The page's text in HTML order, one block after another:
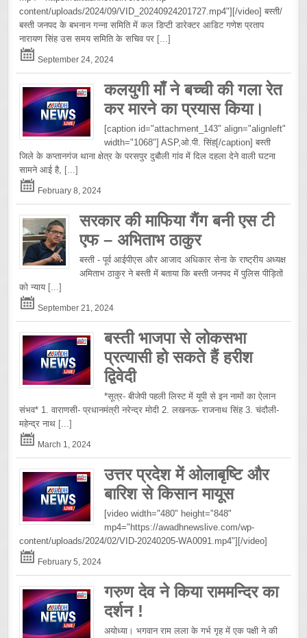
content/uploads/2024/09/VID_20240924201727.mp4"][/video] बस्ती/
बस्ती जनपद के बभनान गन्ना समिति में कल डिप्टी डारेक्टर आडिट गणेश प्रताप
नारायण सिंह उस समय समिति के सचिव पर [...]
September 24, 2024
कलयुगी माँ ने बच्ची की गला रेत
कर मारने का प्रयास किया।
[caption id="attachment_143" align="alignleft"
width="1068"] ASP,ओ.पी. सिंह[/caption] बस्ती
जिले के कप्तानगंज थाना क्षेत्र के परसपुर दुबौली गांव में दिल दहला देने वाली घटना
सामने आई है, [...]
February 8, 2024
सरकार की माफिया गैंग बनी एस टी
एफ – अभिताभ ठाकुर
बस्ती - पूर्व आईपीएस और आजाद अधिकार सेना के राष्ट्रीय अध्यक्ष
अमिताभ ठाकुर ने बस्ती में बताया कि बस्ती जनपद में पुलिस पीड़ितों
को न्याय [...]
September 21, 2024
बस्ती भाजपा से लोकसभा
प्रत्यासी हो सकते हैं हरीश
द्विवेदी
*सूत्र- बीजेपी पहली लिस्ट में यूपी से इन नामों का ऐलान
संभव* 1. वाराणसी- प्रधानमंत्री नरेन्द्र मोदी 2. लखनऊ- राजनाथ सिंह 3. चंदौली-
महेन्द्र नाथ [...]
March 1, 2024
उत्तर प्रदेश में ओलाबृष्टि और
बारिश से किसान मायूस
[video width="480" height="848"
mp4="https://awadhnewslive.com/wp-
content/uploads/2024/02/VID-20240205-WA0091.mp4"][/video]
February 5, 2024
गरुण देव ने किया राममन्दिर का
दर्शन !
अयोध्या। भगवान राम लला के गर्भ गृह में एक पक्षी ने की